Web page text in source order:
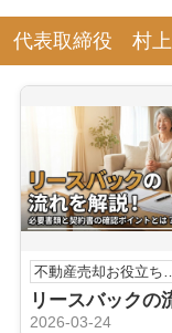
代表取締役 村上
不動産売
2026-03-24